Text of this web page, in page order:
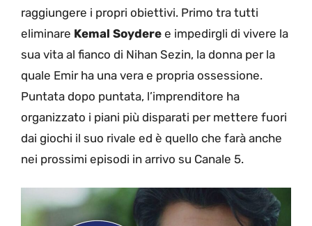
raggiungere i propri obiettivi. Primo tra tutti
eliminare Kemal Soydere e impedirgli di vivere la
sua vita al fianco di Nihan Sezin, la donna per la
quale Emir ha una vera e propria ossessione.
Puntata dopo puntata, l’imprenditore ha
organizzato i piani più disparati per mettere fuori
dai giochi il suo rivale ed è quello che farà anche
nei prossimi episodi in arrivo su Canale 5.